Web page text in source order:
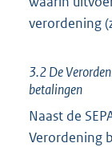
verordening
3.2 De
betalingen
Naast de
Verordening